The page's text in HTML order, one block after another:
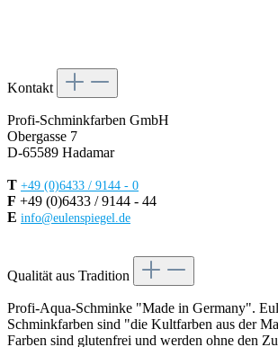
Kontakt
Profi-Schminkfarben GmbH
Obergasse 7
D-65589 Hadamar
T +49 (0)6433 / 9144 - 0
F +49 (0)6433 / 9144 - 44
E info@eulenspiegel.de
Qualität aus Tradition
Profi-Aqua-Schminke "Made in Germany".
Schminkfarben sind "die Kultfarben aus der
Farben sind glutenfrei und werden ohne den